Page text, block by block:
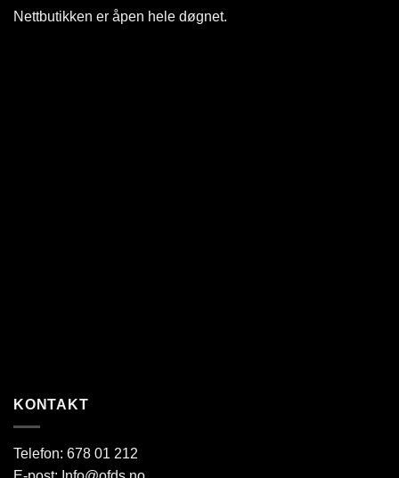
Nettbutikken er åpen hele døgnet.
KONTAKT
Telefon: 678 01 212